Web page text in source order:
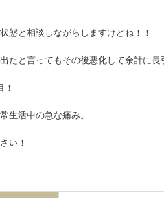
態と相談しながらしますけどね！！
たと言ってもその後悪化して余計に長
！
生活中の急な痛み。
い！